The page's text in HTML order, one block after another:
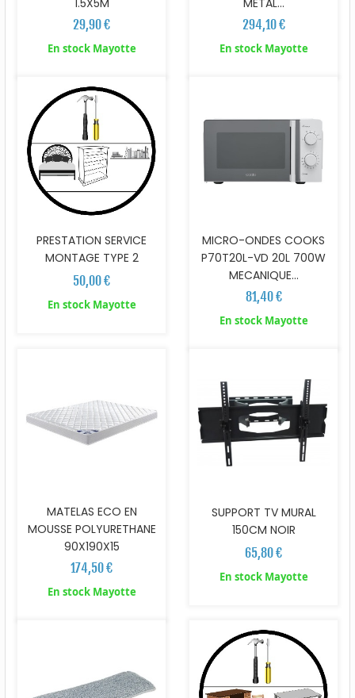
1.5X5M
29,90 €
En stock Mayotte
METAL...
294,10 €
En stock Mayotte
PRESTATION SERVICE
MONTAGE TYPE 2
50,00 €
En stock Mayotte
MICRO-ONDES COOKS
P70T20L-VD 20L 700W
MECANIQUE...
81,40 €
En stock Mayotte
MATELAS ECO EN
MOUSSE POLYURETHANE
90X190X15
174,50 €
En stock Mayotte
SUPPORT TV MURAL
150CM NOIR
65,80 €
En stock Mayotte